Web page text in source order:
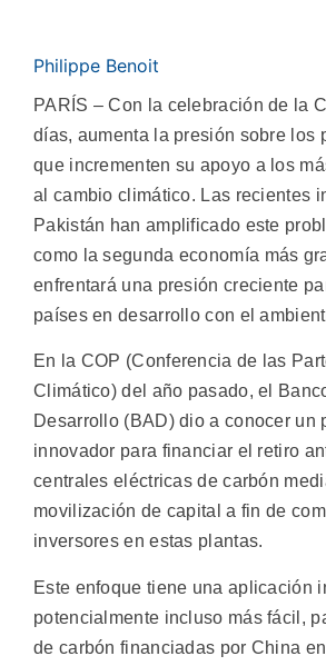
Philippe Benoit
PARÍS – Con la celebración de la
días, aumenta la presión sobre los
que incrementen su apoyo a los
al cambio climático. Las recientes
Pakistán han amplificado este
como la segunda economía más
enfrentará una presión creciente
países en desarrollo con el
En la COP (Conferencia de las
Climático) del año pasado, el
Desarrollo (BAD) dio a conocer un
innovador para financiar el retiro
centrales eléctricas de carbón
movilización de capital a fin de
inversores en estas plantas.
Este enfoque tiene una aplicación
potencialmente incluso más fácil,
de carbón financiadas por China